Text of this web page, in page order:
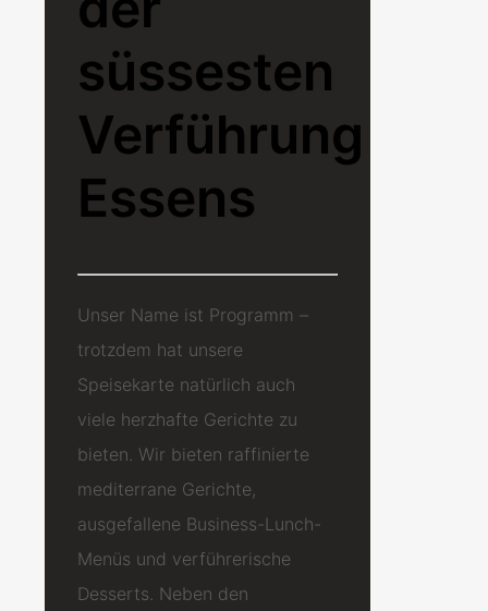
süssesten
Verführung
Essens
Unser Name ist Programm –
trotzdem hat unsere
Speisekarte natürlich auch
viele herzhafte Gerichte zu
bieten. Wir bieten raffinierte
mediterrane Gerichte,
ausgefallene Business-Lunch-
Menüs und verführerische
Desserts. Neben den